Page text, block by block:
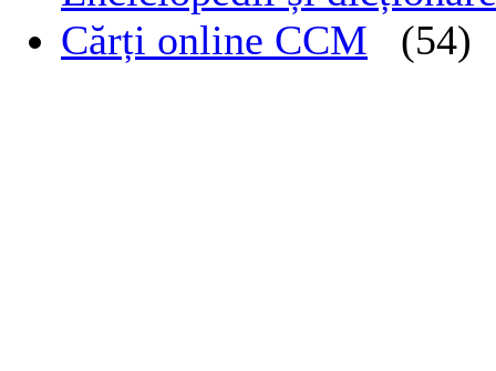
Cărți online CCM
(54)